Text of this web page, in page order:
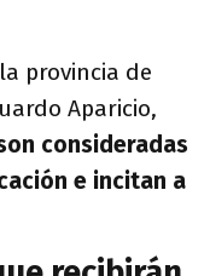
provincia de
Aparicio,
consideradas
e incitan a